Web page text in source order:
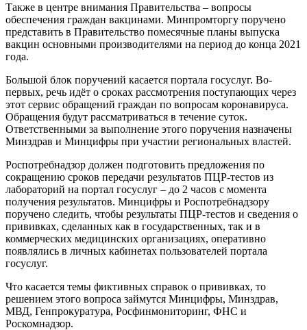
Также в центре внимания Правительства – вопросы
обеспечения граждан вакцинами. Минпромторгу поручено
представить в Правительство помесячные планы выпуска
вакцин основными производителями на период до конца 2021
года.
Большой блок поручений касается портала госуслуг. Во-
первых, речь идёт о сроках рассмотрения поступающих через
этот сервис обращений граждан по вопросам коронавируса.
Обращения будут рассматриваться в течение суток.
Ответственными за выполнение этого поручения назначены
Минздрав и Минцифры при участии региональных властей.
Роспотребнадзор должен подготовить предложения по
сокращению сроков передачи результатов ПЦР-тестов из
лабораторий на портал госуслуг – до 2 часов с момента
получения результатов. Минцифры и Роспотребнадзору
поручено следить, чтобы результаты ПЦР-тестов и сведения о
прививках, сделанных как в государственных, так и в
коммерческих медицинских организациях, оперативно
появлялись в личных кабинетах пользователей портала
госуслуг.
Что касается темы фиктивных справок о прививках, то
решением этого вопроса займутся Минцифры, Минздрав,
МВД, Генпрокуратура, Росфинмониторинг, ФНС и
Роскомнадзор.